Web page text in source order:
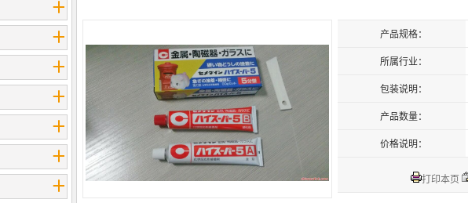
产品规格：
所属行业：
包装说明：
产品数量：
价格说明：
打印本页